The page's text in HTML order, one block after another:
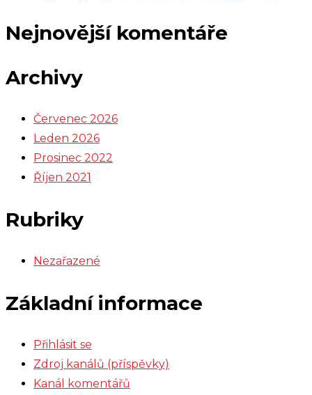
Nejnovější komentáře
Archivy
Červenec 2026
Leden 2026
Prosinec 2022
Říjen 2021
Rubriky
Nezařazené
Základní informace
Přihlásit se
Zdroj kanálů (příspěvky)
Kanál komentářů